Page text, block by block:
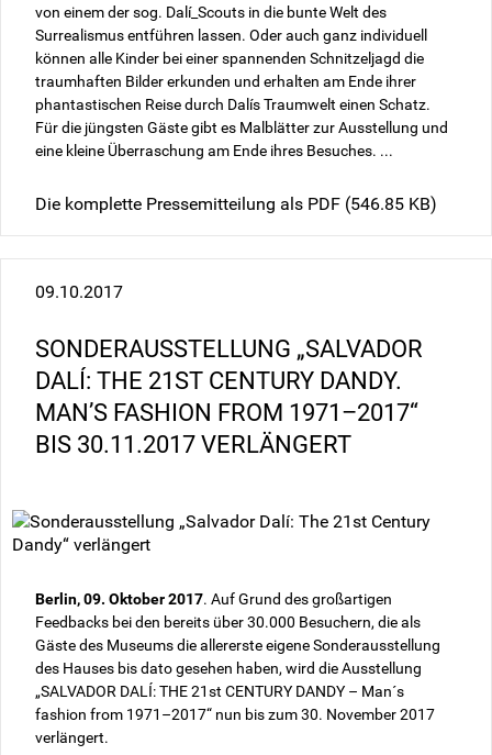
von einem der sog. Dalí_Scouts in die bunte Welt des
Surrealismus entführen lassen. Oder auch ganz individuell
können alle Kinder bei einer spannenden Schnitzeljagd die
traumhaften Bilder erkunden und erhalten am Ende ihrer
phantastischen Reise durch Dalís Traumwelt einen Schatz.
Für die jüngsten Gäste gibt es Malblätter zur Ausstellung und
eine kleine Überraschung am Ende ihres Besuches. ...
Die komplette Pressemitteilung als PDF (546.85 KB)
09.10.2017
SONDERAUSSTELLUNG „SALVADOR
DALÍ: THE 21ST CENTURY DANDY.
MAN’S FASHION FROM 1971–2017“
BIS 30.11.2017 VERLÄNGERT
Berlin, 09. Oktober 2017. Auf Grund des großartigen
Feedbacks bei den bereits über 30.000 Besuchern, die als
Gäste des Museums die allererste eigene Sonderausstellung
des Hauses bis dato gesehen haben, wird die Ausstellung
„SALVADOR DALÍ: THE 21st CENTURY DANDY – Man´s
fashion from 1971–2017“ nun bis zum 30. November 2017
verlängert.